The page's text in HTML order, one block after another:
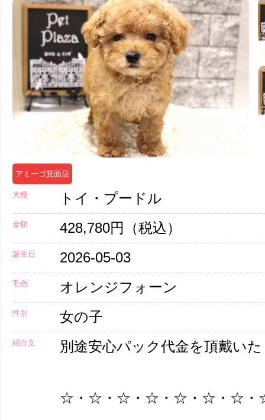
<
アミーゴ箕面店
犬種 トイ・プードル
金額 428,780円（税込）
誕生日 2026-05-03
毛色 オレンジフォーン
性別 女の子
紹介文 別途安心パック代金を頂戴い
☆・☆・☆・☆・☆・☆・☆